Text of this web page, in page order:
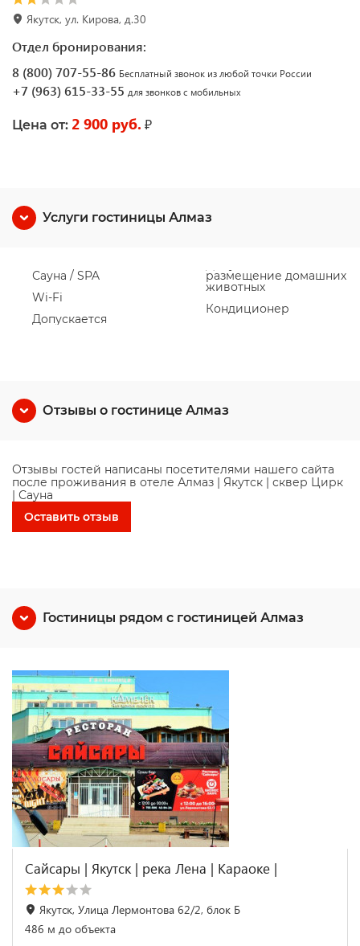
Якутск, ул. Кирова, д.30
Отдел бронирования:
8 (800) 707-55-86 Бесплатный звонок из любой точки России
+7 (963) 615-33-55 для звонков с мобильных
Цена от: 2 900 руб. ₽
Услуги гостиницы Алмаз
Сауна / SPA
Wi-Fi
Допускается
размещение домашних
животных
Кондиционер
Отзывы о гостинице Алмаз
Отзывы гостей написаны посетителями нашего сайта
после проживания в отеле Алмаз | Якутск | сквер Цирк
| Сауна
Оставить отзыв
Гостиницы рядом с гостиницей Алмаз
Сайсары | Якутск | река Лена | Караоке |
Якутск, Улица Лермонтова 62/2, блок Б
486 м до объекта